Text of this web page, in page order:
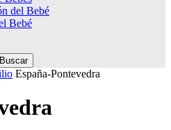
del Bebé
Bebé
España-Pontevedra